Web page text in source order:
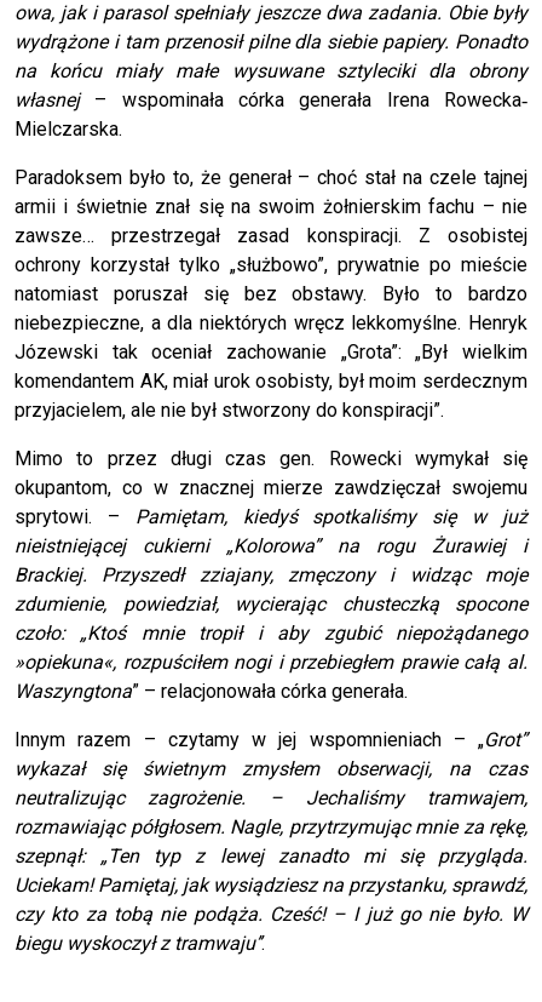
owa, jak i parasol spełniały jeszcze dwa zadania. Obie były
wydrążone i tam przenosił pilne dla siebie papiery. Ponadto
na końcu miały małe wysuwane sztyleciki dla obrony
własnej– wspominała córka generała Irena Rowecka‐
Mielczarska.
Paradoksem było to, że generał – choć stał na czele tajnej
armii i świetnie znał się na swoim żołnierskim fachu – nie
zawsze… przestrzegał zasad konspiracji. Z osobistej
ochrony korzystał tylko „służbowo”, prywatnie po mieście
natomiast poruszał się bez obstawy. Było to bardzo
niebezpieczne, a dla niektórych wręcz lekkomyślne. Henryk
Józewski tak oceniał zachowanie „Grota”: „Był wielkim
komendantem AK, miał urok osobisty, był moim serdecznym
przyjacielem, ale nie był stworzony do konspiracji”.
Mimo to przez długi czas gen. Rowecki wymykał się
okupantom, co w znacznej mierze zawdzięczał swojemu
sprytowi. – Pamiętam, kiedyś spotkaliśmy się w już
nieistniejącej cukierni „Kolorowa” na rogu Żurawiej i
Brackiej. Przyszedł zziajany, zmęczony i widząc moje
zdumienie, powiedział, wycierając chusteczką spocone
czoło: „Ktoś mnie tropił i aby zgubić niepożądanego
»opiekuna«, rozpuściłem nogi i przebiegłem prawie całą al.
Waszyngtona” – relacjonowała córka generała.
Innym razem – czytamy w jej wspomnieniach – „Grot”
wykazał się świetnym zmysłem obserwacji, na czas
neutralizując zagrożenie. – Jechaliśmy tramwajem,
rozmawiając półgłosem. Nagle, przytrzymując mnie za rękę,
szepnął: „Ten typ z lewej zanadto mi się przygląda.
Uciekam! Pamiętaj, jak wysiądziesz na przystanku, sprawdź,
czy kto za tobą nie podąża. Cześć! – I już go nie było. W
biegu wyskoczył z tramwaju’’.